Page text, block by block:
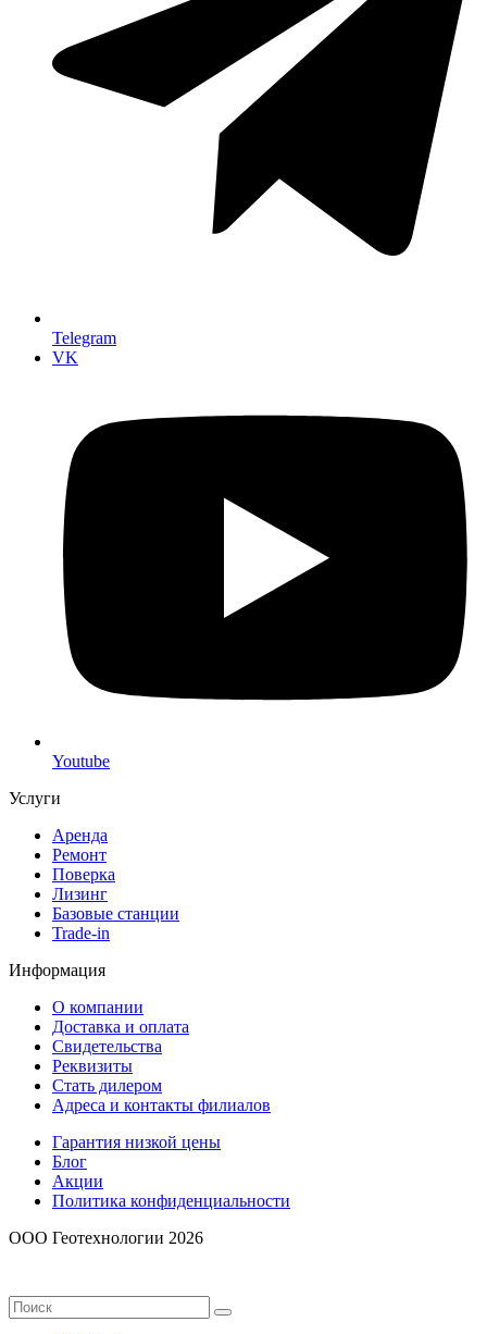
Telegram
VK
Youtube
Услуги
Аренда
Ремонт
Поверка
Лизинг
Базовые станции
Trade-in
Информация
О компании
Доставка и оплата
Свидетельства
Реквизиты
Стать дилером
Адреса и контакты филиалов
Гарантия низкой цены
Блог
Акции
Политика конфиденциальности
ООО Геотехнологии 2026